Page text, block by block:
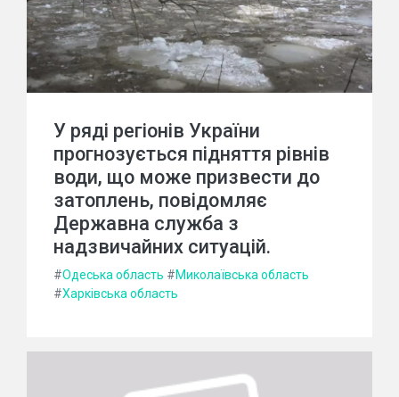
У ряді регіонів України
прогнозується підняття рівнів
води, що може призвести до
затоплень, повідомляє
Державна служба з
надзвичайних ситуацій.
#Одеська область #Миколаївська область
#Харківська область